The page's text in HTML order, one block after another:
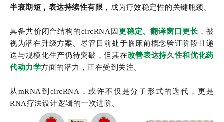
半衰期短，表达持续性有限 ，成为疗效稳定性的关键瓶颈。
具备共价闭合结构的circRNA因 更稳定、翻译窗口更长 ，被
视为潜在升级方案。尽管目前处于临床前概念验证阶段且递
送与规模化生产仍待突破，但其在改善表达持久性和优化药
代动力学方面的潜力，正在受到关注。
从mRNA到circRNA，或许不仅是分子形式的迭代，更是
RNA疗法设计逻辑的一次进阶。